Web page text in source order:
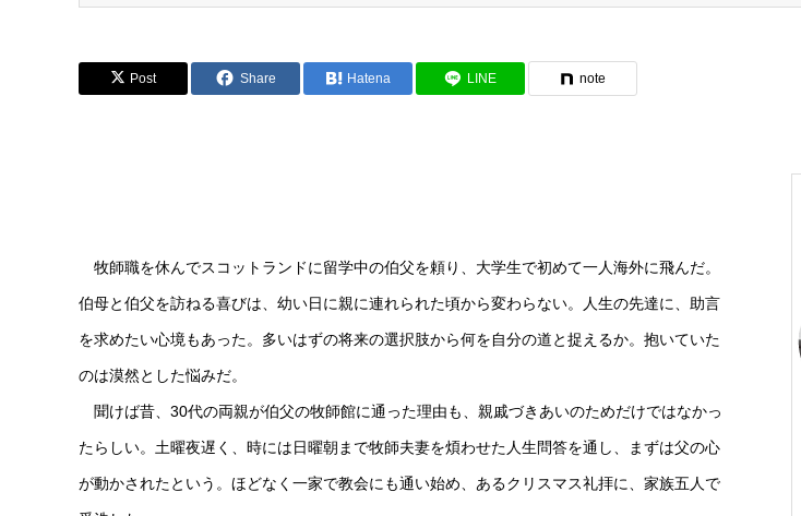
Post Share Hatena LINE note
牧師職を休んでスコットランドに留学中の伯父を頼り、大学生で初めて一人海外に飛んだ。
伯母と伯父を訪ねる喜びは、幼い日に親に連れられた頃から変わらない。人生の先達に、助言
を求めたい心境もあった。多いはずの将来の選択肢から何を自分の道と捉えるか。抱いていた
のは漠然とした悩みだ。
聞けば昔、30代の両親が伯父の牧師館に通った理由も、親戚づきあいのためだけではなかっ
たらしい。土曜夜遅く、時には日曜朝まで牧師夫妻を煩わせた人生問答を通し、まずは父の心
が動かされたという。ほどなく一家で教会にも通い始め、あるクリスマス礼拝に、家族五人で